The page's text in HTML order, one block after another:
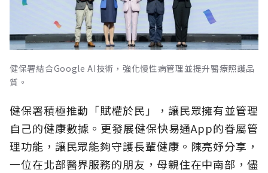
健保署結合Google AI技術，強化慢性病管理並提升醫療照護品
質。
健保署積極推動「賦權於民」，讓民眾擁有並管理
自己的健康數據。更發展健保快易通App的眷屬管
理功能，讓民眾能夠守護長輩健康。陳亮妤分享，
一位在北部醫界服務的朋友，母親住在中南部，儘